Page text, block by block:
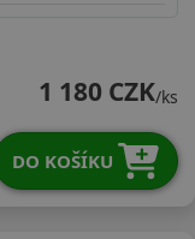
1 180 CZK/ks
DO KOŠÍKU